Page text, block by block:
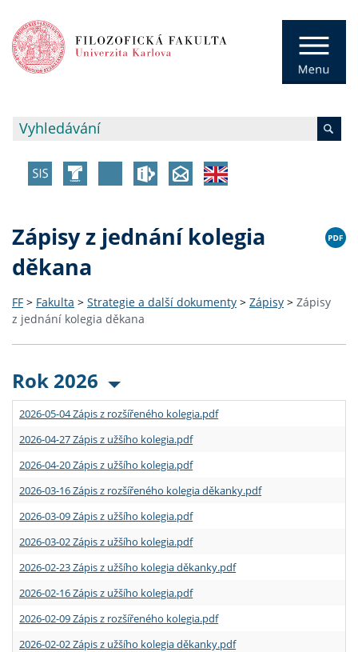
Zápisy z jednání kolegia
děkana
FF > Fakulta > Strategie a další dokumenty > Zápisy > Zápisy
z jednání kolegia děkana
Rok 2026
2026-05-04 Zápis z rozšířeného kolegia.pdf
2026-04-27 Zápis z užšího kolegia.pdf
2026-04-20 Zápis z užšího kolegia.pdf
2026-03-16 Zápis z rozšířeného kolegia děkanky.pdf
2026-03-09 Zápis z užšího kolegia.pdf
2026-03-02 Zápis z užšího kolegia.pdf
2026-02-23 Zápis z užšího kolegia děkanky.pdf
2026-02-16 Zápis z užšího kolegia.pdf
2026-02-09 Zápis z rozšířeného kolegia.pdf
2026-02-02 Zápis z užšího kolegia děkanky.pdf